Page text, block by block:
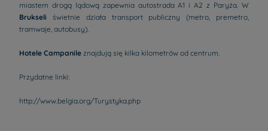
miastem drogą lądową zapewnia autostrada A1 i A2 z Paryża. W
Brukseli świetnie działa transport publiczny (metro, premetro,
tramwaje, autobusy).
Hotele Campanile znajdują się kilka kilometrów od centrum.
Przydatne linki:
http://www.belgia.org/Turystyka.php
Hotele - Wrocław